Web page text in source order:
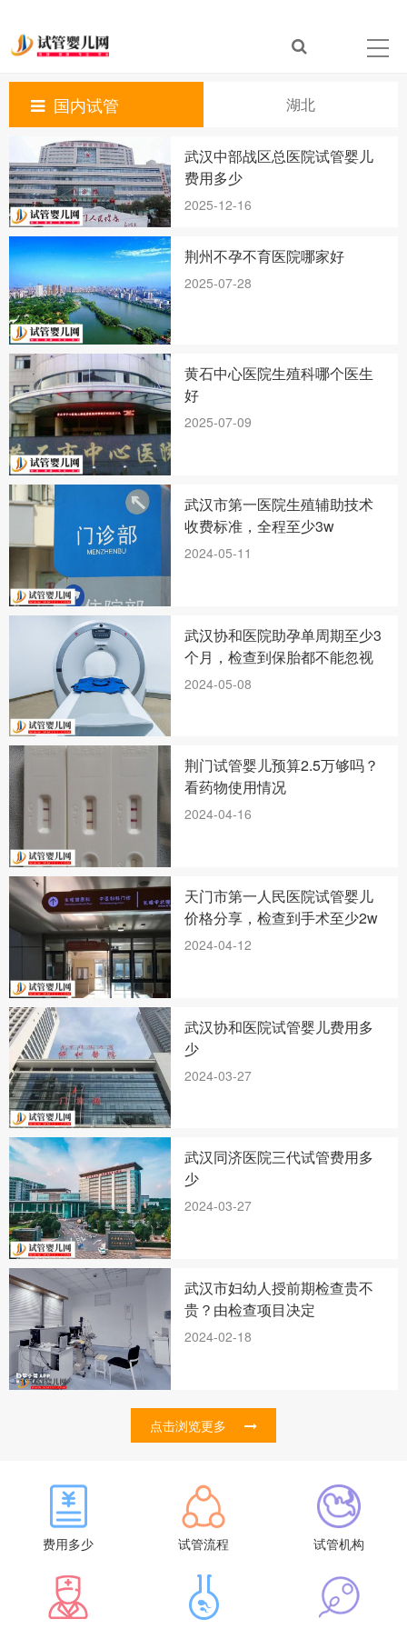
国内试管 湖北
武汉中部战区总医院试管婴儿
费用多少
2025-12-16
荆州不孕不育医院哪家好
2025-07-28
黄石中心医院生殖科哪个医生
好
2025-07-09
武汉市第一医院生殖辅助技术
收费标准，全程至少3w
2024-05-11
武汉协和医院助孕单周期至少3
个月，检查到保胎都不能忽视
2024-05-08
荆门试管婴儿预算2.5万够吗？
看药物使用情况
2024-04-16
天门市第一人民医院试管婴儿
价格分享，检查到手术至少2w
2024-04-12
武汉协和医院试管婴儿费用多
少
2024-03-27
武汉同济医院三代试管费用多
少
2024-03-27
武汉市妇幼人授前期检查贵不
贵？由检查项目决定
2024-02-18
点击浏览更多
费用多少 试管流程 试管机构